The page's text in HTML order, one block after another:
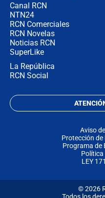
Canal RCN
NTN24
RCN Comerciales
RCN Novelas
Noticias RCN
SuperLike
La República
RCN Social
Aviso
Protección de
Programa de
Política
LEY
© 2026
Todos los